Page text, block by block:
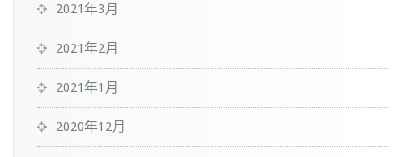
2021年3月
2021年2月
2021年1月
2020年12月